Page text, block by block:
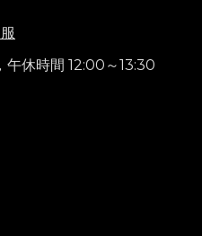
午休時間 12:00～13:30